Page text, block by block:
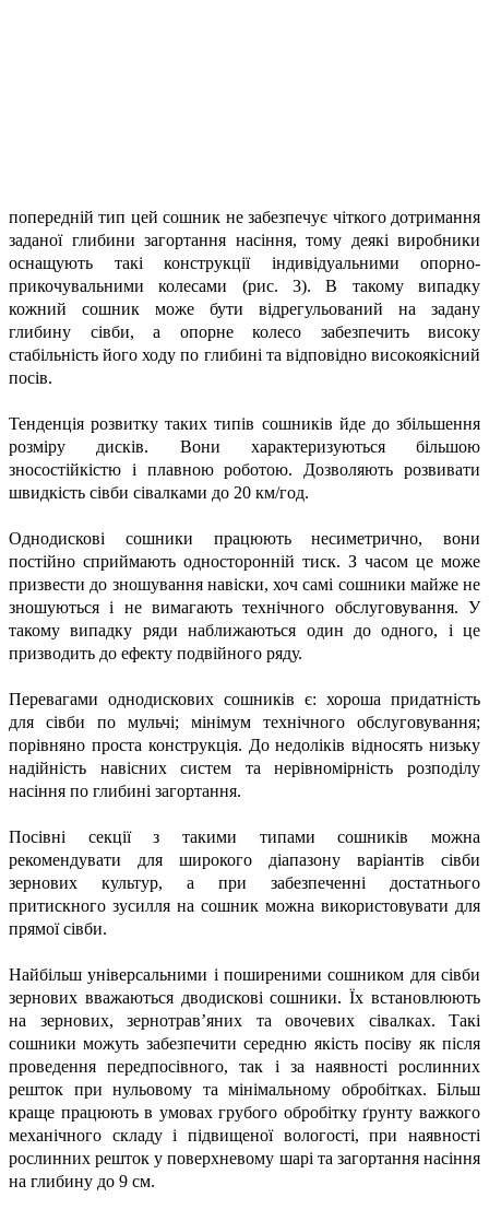
попередній тип цей сошник не забезпечує чіткого дотримання
заданої глибини загортання насіння, тому деякі виробники
оснащують такі конструкції індивідуальними опорно-
прикочувальними колесами (рис. 3). В такому випадку
кожний сошник може бути відрегульований на задану
глибину сівби, а опорне колесо забезпечить високу
стабільність його ходу по глибині та відповідно високоякісний
посів.
Тенденція розвитку таких типів сошників йде до збільшення
розміру дисків. Вони характеризуються більшою
зносостійкістю і плавною роботою. Дозволяють розвивати
швидкість сівби сівалками до 20 км/год.
Однодискові сошники працюють несиметрично, вони
постійно сприймають односторонній тиск. З часом це може
призвести до зношування навіски, хоч самі сошники майже не
зношуються і не вимагають технічного обслуговування. У
такому випадку ряди наближаються один до одного, і це
призводить до ефекту подвійного ряду.
Перевагами однодискових сошників є: хороша придатність
для сівби по мульчі; мінімум технічного обслуговування;
порівняно проста конструкція. До недоліків відносять низьку
надійність навісних систем та нерівномірність розподілу
насіння по глибині загортання.
Посівні секції з такими типами сошників можна
рекомендувати для широкого діапазону варіантів сівби
зернових культур, а при забезпеченні достатнього
притискного зусилля на сошник можна використовувати для
прямої сівби.
Найбільш універсальними і поширеними сошником для сівби
зернових вважаються дводискові сошники. Їх встановлюють
на зернових, зернотрав’яних та овочевих сівалках. Такі
сошники можуть забезпечити середню якість посіву як після
проведення передпосівного, так і за наявності рослинних
решток при нульовому та мінімальному обробітках. Більш
краще працюють в умовах грубого обробітку ґрунту важкого
механічного складу і підвищеної вологості, при наявності
рослинних решток у поверхневому шарі та загортання насіння
на глибину до 9 см.